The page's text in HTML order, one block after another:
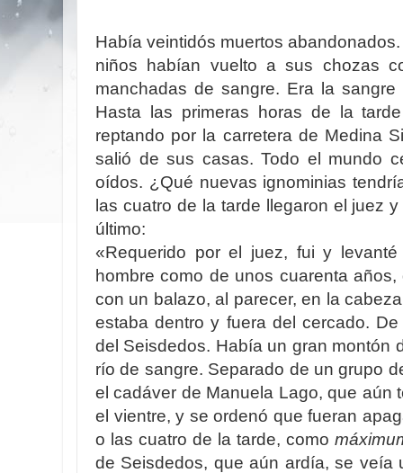
Había veintidós muertos
niños habían vuelto a sus chozas
manchadas de sangre. Era la
Hasta las primeras horas de la
reptando por la carretera de Medina
salió de sus casas. Todo el mundo
oídos. ¿Qué nuevas ignominias
las cuatro de la tarde llegaron el juez
último:
«Requerido por el juez, fui y
hombre como de unos cuarenta
con un balazo, al parecer, en la
estaba dentro y fuera del cercado.
del Seisdedos. Había un gran montón
río de sangre. Separado de un grupo
el cadáver de Manuela Lago, que aún
el vientre, y se ordenó que fueran
o las cuatro de la tarde, como
de Seisdedos, que aún ardía, se veía